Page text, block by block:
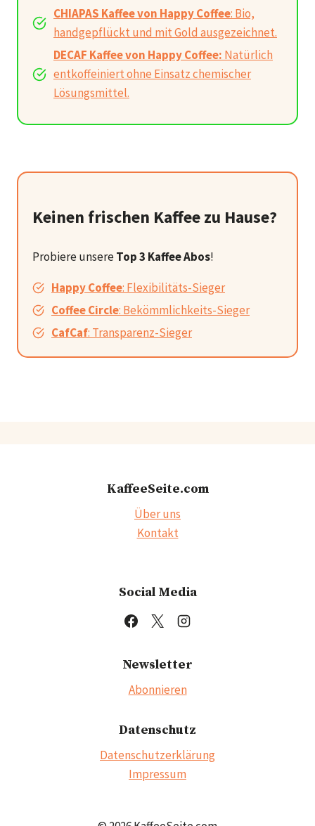
CHIAPAS Kaffee von Happy Coffee: Bio,
handgepflückt und mit Gold ausgezeichnet.
DECAF Kaffee von Happy Coffee: Natürlich
entkoffeiniert ohne Einsatz chemischer
Lösungsmittel.
Keinen frischen Kaffee zu Hause?
Probiere unsereTop 3 Kaffee Abos!
Happy Coffee: Flexibilitäts-Sieger
Coffee Circle: Bekömmlichkeits-Sieger
CafCaf: Transparenz-Sieger
KaffeeSeite.com
Über uns
Kontakt
Social Media
Newsletter
Abonnieren
Datenschutz
Datenschutzerklärung
Impressum